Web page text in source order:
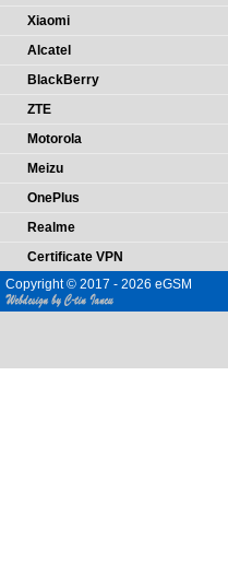
Xiaomi
Alcatel
BlackBerry
ZTE
Motorola
Meizu
OnePlus
Realme
Certificate VPN
Copyright © 2017 - 2026 eGSM